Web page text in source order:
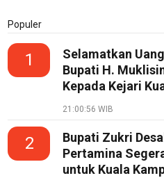
Populer
1
Selamatkan
Bupati H.
Kepada Kejari
21:00:56 WIB
2
Bupati Zukri
Pertamina
untuk Kuala